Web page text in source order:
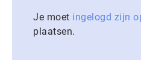
Je moet ingelogd zijn
plaatsen.